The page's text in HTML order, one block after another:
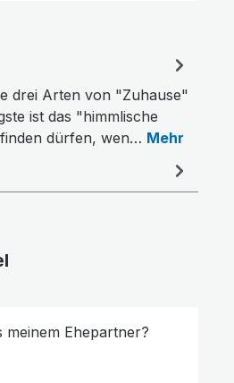
drei Arten von "Zuhause"
ist das "himmlische
dürfen, wen… Mehr
Monochrom